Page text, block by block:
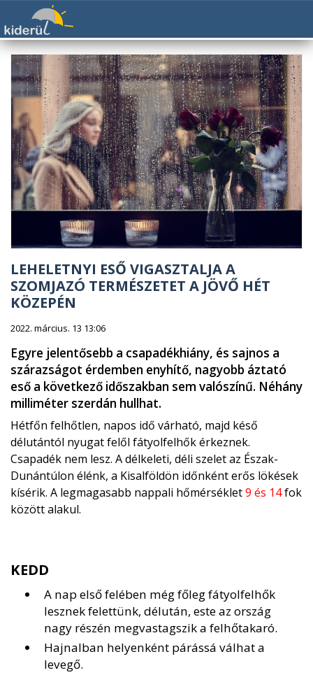
LEHELETNYI ESŐ VIGASZTALJA A
SZOMJAZÓ TERMÉSZETET A JÖVŐ HÉT
KÖZEPÉN
2022. március. 13 13:06
Egyre jelentősebb a csapadékhiány, és sajnos a
szárazságot érdemben enyhítő, nagyobb áztató
eső a következő időszakban sem valószínű. Néhány
milliméter szerdán hullhat.
Hétfőn felhőtlen, napos idő várható, majd késő
délutántól nyugat felől fátyolfelhők érkeznek.
Csapadék nem lesz. A délkeleti, déli szelet az Észak-
Dunántúlon élénk, a Kisalföldön időnként erős lökések
kísérik. A legmagasabb nappali hőmérséklet9 és 14fok
között alakul.
KEDD
A nap első felében még főleg fátyolfelhők
lesznek felettünk, délután, este az ország
nagy részén megvastagszik a felhőtakaró.
Hajnalban helyenként párássá válhat a
levegő.